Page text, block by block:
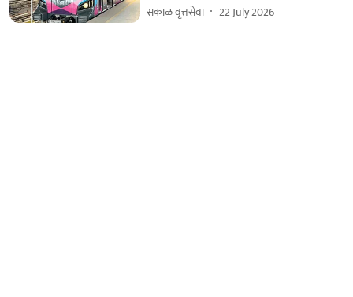
सकाळ वृत्तसेवा 22 July 2026